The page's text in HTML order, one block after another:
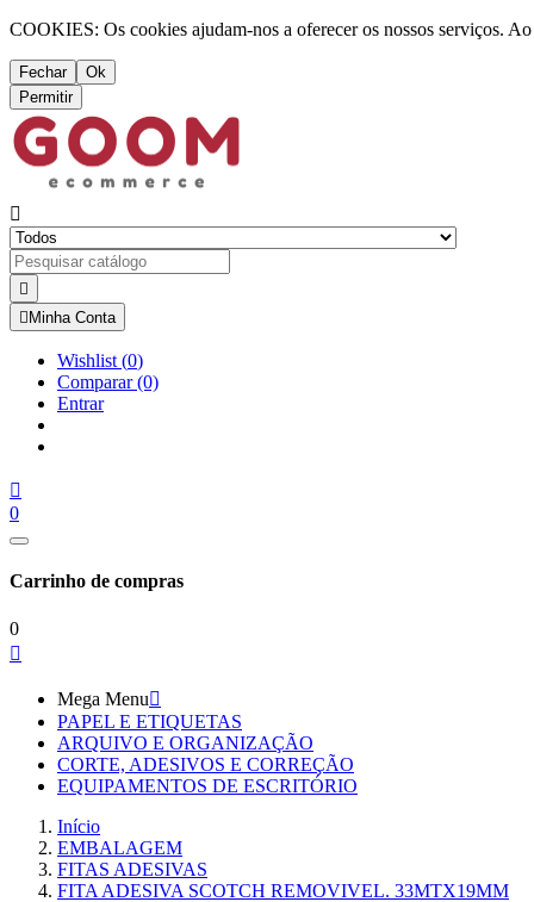
COOKIES: Os cookies ajudam-nos a oferecer os nossos serviços.
Fechar
Ok
Permitir


 Minha Conta
Wishlist (0)
Comparar(0)
Entrar

0
Carrinho de compras
0

Mega Menu
PAPEL E ETIQUETAS
ARQUIVO E ORGANIZAÇÃO
CORTE, ADESIVOS E CORREÇÃO
EQUIPAMENTOS DE ESCRITÓRIO
Início
EMBALAGEM
FITAS ADESIVAS
FITA ADESIVA SCOTCH REMOVIVEL. 33MTX19MM